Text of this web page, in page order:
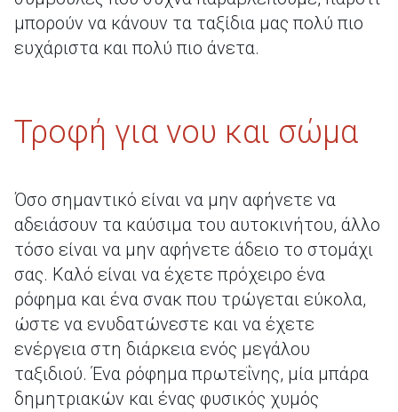
μπορούν να κάνουν τα ταξίδια μας πολύ πιο
ευχάριστα και πολύ πιο άνετα.
Τροφή για νου και σώμα
Όσο σημαντικό είναι να μην αφήνετε να
αδειάσουν τα καύσιμα του αυτοκινήτου, άλλο
τόσο είναι να μην αφήνετε άδειο το στομάχι
σας. Καλό είναι να έχετε πρόχειρο ένα
ρόφημα και ένα σνακ που τρώγεται εύκολα,
ώστε να ενυδατώνεστε και να έχετε
ενέργεια στη διάρκεια ενός μεγάλου
ταξιδιού. Ένα ρόφημα πρωτεΐνης, μία μπάρα
δημητριακών και ένας φυσικός χυμός